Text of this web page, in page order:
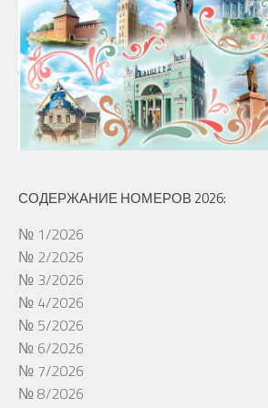
СОДЕРЖАНИЕ НОМЕРОВ 2026:
№ 1/2026
№ 2/2026
№ 3/2026
№ 4/2026
№ 5/2026
№ 6/2026
№ 7/2026
№ 8/2026